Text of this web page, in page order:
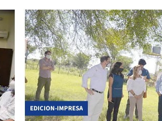
EDICION-IMPRESA